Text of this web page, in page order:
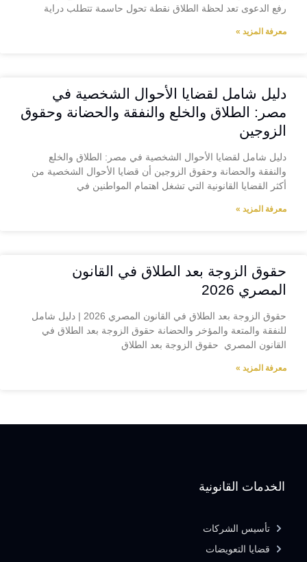
رفع الدعوى تعد لحظة الطلاق نقطة تحول حاسمة تتطلب دراية
معرفة المزيد »
دليل شامل لقضايا الأحوال الشخصية في
مصر: الطلاق والخلع والنفقة والحضانة وحقوق
الزوجين
دليل شامل لقضايا الأحوال الشخصية في مصر: الطلاق والخلع
والنفقة والحضانة وحقوق الزوجين أن قضايا الأحوال الشخصية من
أكثر القضايا القانونية التي تشغل اهتمام المواطنين في
معرفة المزيد »
حقوق الزوجة بعد الطلاق في القانون
المصري 2026
حقوق الزوجة بعد الطلاق في القانون المصري 2026 | دليل شامل
للنفقة والمتعة والمؤخر والحضانة حقوق الزوجة بعد الطلاق في
القانون المصري حقوق الزوجة بعد الطلاق
معرفة المزيد »
الخدمات القانونية
تأسيس الشركات
قضايا التعويضات